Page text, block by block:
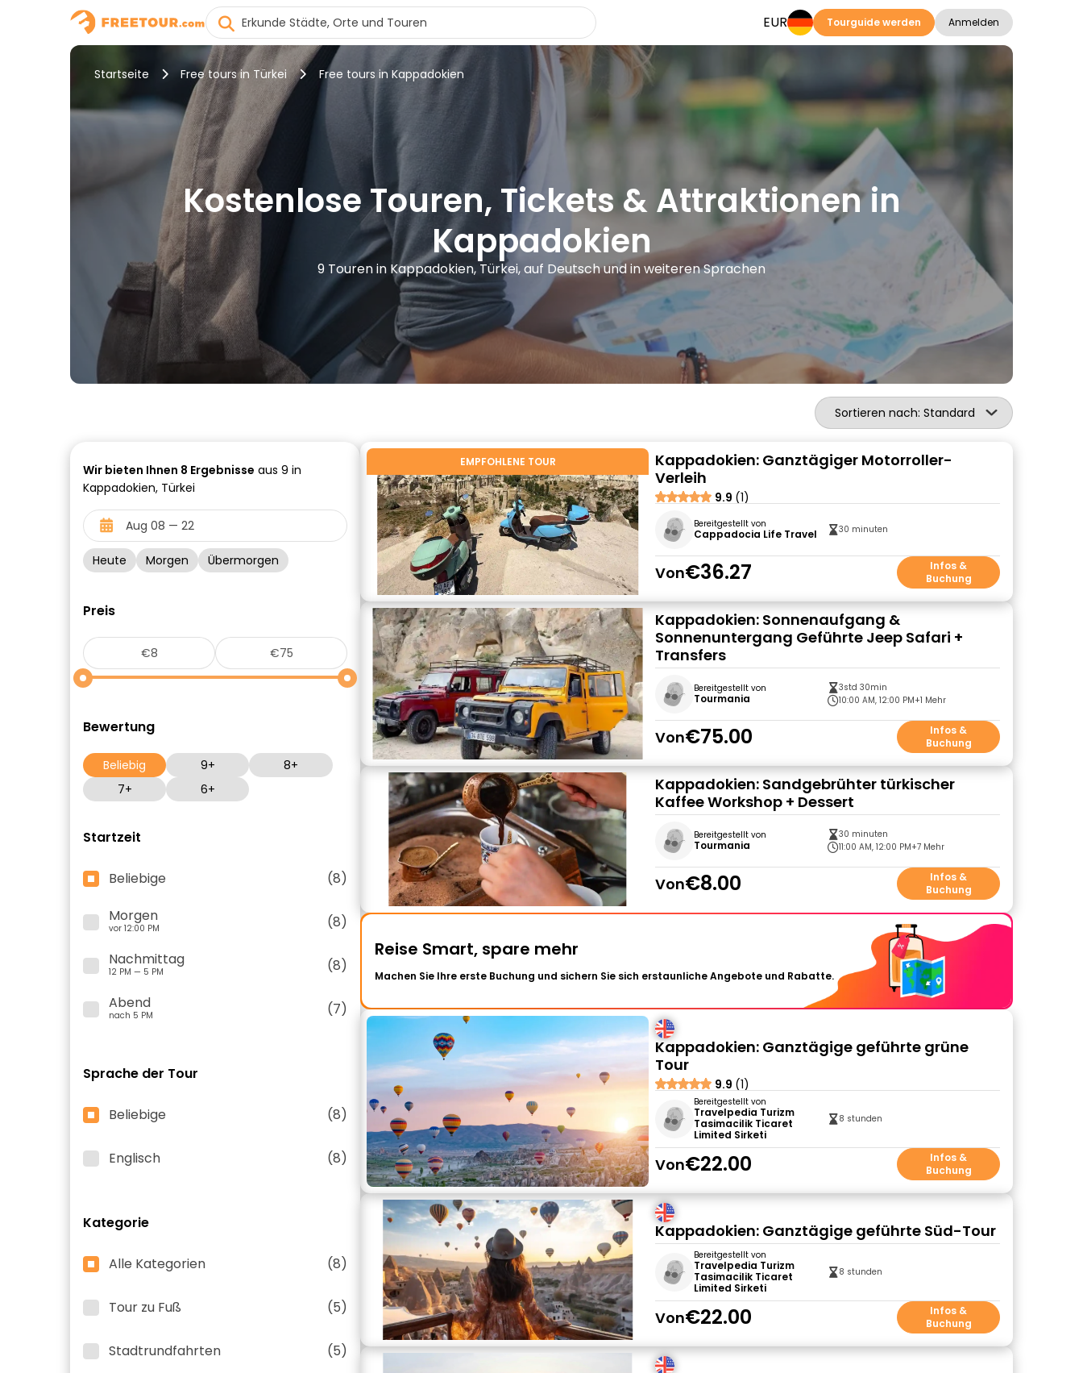
EUR Tourguide werden Anmelden
Startseite Free tours in Türkei Free tours in Kappadokien
Kostenlose Touren, Tickets & Attraktionen in
Kappadokien
9 Touren in Kappadokien, Türkei, auf Deutsch und in weiteren Sprachen
Sortieren nach: Standard
Wir bieten Ihnen 8 Ergebnisse aus 9 in
Kappadokien, Türkei
Heute Morgen Übermorgen
Preis
Bewertung
Beliebig 9+
8+
7+
6+
Startzeit
Beliebige
(8)
Morgen
vor 12:00 PM
(8)
Nachmittag
12 PM — 5 PM
(8)
Abend
nach 5 PM (7)
Sprache der Tour
Beliebige (8)
Englisch (8)
Kategorie
Alle Kategorien (8)
Tour zu Fuß (5)
Stadtrundfahrten (5)
EMPFOHLENE TOUR
Kappadokien: Ganztägiger Motorroller-
Verleih
9.9 (1)
Bereitgestellt von
Cappadocia Life Travel 30 minuten
Von€36.27
Infos &
Buchung
Kappadokien: Sonnenaufgang &
Sonnenuntergang Geführte Jeep Safari +
Transfers
Bereitgestellt von
Tourmania
3std 30min
10:00 AM, 12:00 PM+1 Mehr
Von€75.00
Infos &
Buchung
Kappadokien: Sandgebrühter türkischer
Kaffee Workshop + Dessert
Bereitgestellt von
Tourmania
30 minuten
11:00 AM, 12:00 PM+7 Mehr
Von€8.00
Infos &
Buchung
Reise Smart, spare mehr
Machen Sie Ihre erste Buchung und sichern Sie sich erstaunliche Angebote und Rabatte.
Kappadokien: Ganztägige geführte grüne
Tour
9.9 (1)
Bereitgestellt von
Travelpedia Turizm
Tasimacilik Ticaret
Limited Sirketi
8 stunden
Von€22.00
Infos &
Buchung
Kappadokien: Ganztägige geführte Süd-Tour
Bereitgestellt von
Travelpedia Turizm
Tasimacilik Ticaret
Limited Sirketi
8 stunden
Von€22.00
Infos &
Buchung